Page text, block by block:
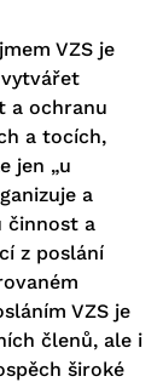
VZS je
a ochranu
a tocích,
jen „u
a
činnost a
z poslání
VZS je
členů, ale i
široké